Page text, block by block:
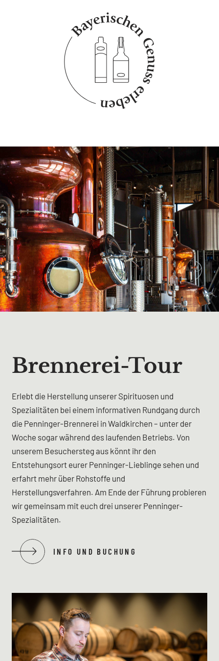
Brennerei-Tour
Erlebt die Herstellung unserer Spirituosen und
Spezialitäten bei einem informativen Rundgang durch
die Penninger-Brennerei in Waldkirchen – unter der
Woche sogar während des laufenden Betriebs. Von
unserem Besuchersteg aus könnt ihr den
Entstehungsort eurer Penninger-Lieblinge sehen und
erfahrt mehr über Rohstoffe und
Herstellungsverfahren. Am Ende der Führung probieren
wir gemeinsam mit euch drei unserer Penninger-
Spezialitäten.
INFO UND BUCHUNG